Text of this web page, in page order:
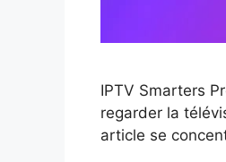
IPTV Smarters
regarder la
article se